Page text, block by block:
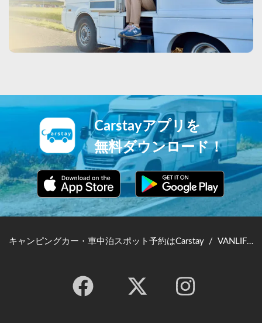
Carstayアプリを
無料ダウンロード！
キャンピングカー・車中泊スポット予約はCarstay / VANLIFE JAPAN TOP